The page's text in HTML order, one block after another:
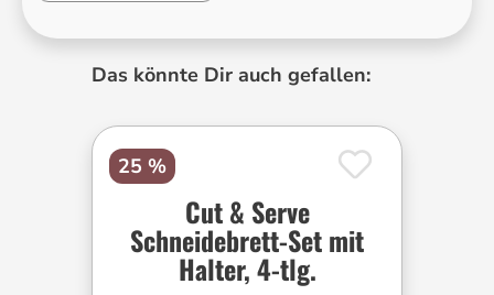
Produktgalerie überspringen
Das könnte Dir auch gefallen:
25 %
Cut & Serve
Schneidebrett-Set mit
Halter, 4-tlg.